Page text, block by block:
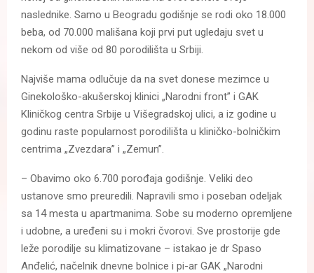
naslednike. Samo u Beogradu godišnje se rodi oko 18.000
beba, od 70.000 mališana koji prvi put ugledaju svet u
nekom od više od 80 porodilišta u Srbiji.
Najviše mama odlučuje da na svet donese mezimce u
Ginekološko-akušerskoj klinici „Narodni front” i GAK
Kliničkog centra Srbije u Višegradskoj ulici, a iz godine u
godinu raste popularnost porodilišta u kliničko-bolničkim
centrima „Zvezdara” i „Zemun”.
– Obavimo oko 6.700 porođaja godišnje. Veliki deo
ustanove smo preuredili. Napravili smo i poseban odeljak
sa 14 mesta u apartmanima. Sobe su moderno opremljene
i udobne, a uređeni su i mokri čvorovi. Sve prostorije gde
leže porodilje su klimatizovane – istakao je dr Spaso
Anđelić, načelnik dnevne bolnice i pi-ar GAK „Narodni